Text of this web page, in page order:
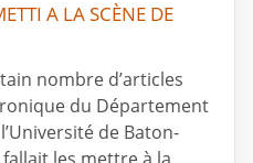
A LA SCÈNE DE
nombre d’articles
du Département
de Baton-